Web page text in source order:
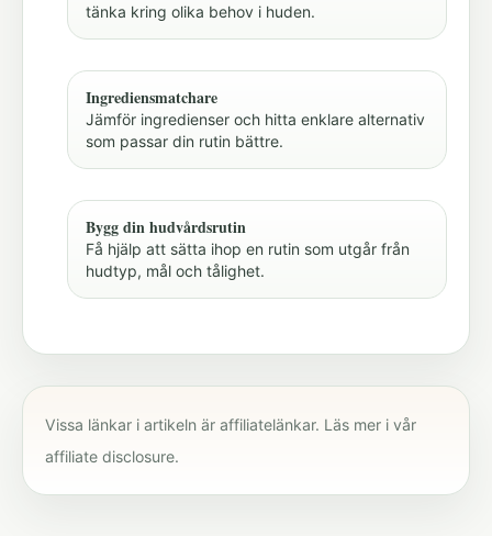
tänka kring olika behov i huden.
Ingrediensmatchare
Jämför ingredienser och hitta enklare alternativ
som passar din rutin bättre.
Bygg din hudvårdsrutin
Få hjälp att sätta ihop en rutin som utgår från
hudtyp, mål och tålighet.
Vissa länkar i artikeln är affiliatelänkar. Läs mer i vår
affiliate disclosure.